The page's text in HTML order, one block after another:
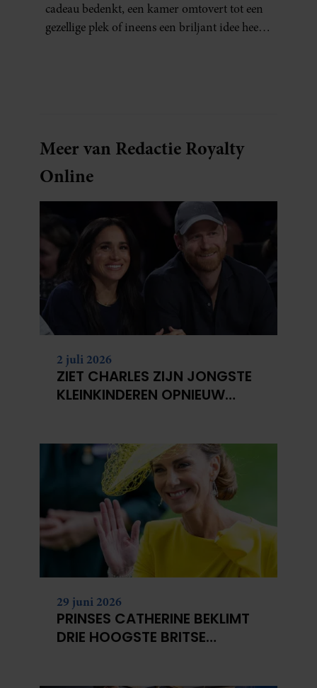
cadeau bedenkt, een kamer omtovert tot een
gezellige plek of ineens een briljant idee heeft
Meer van Redactie Royalty
Online
2 juli 2026
ZIET CHARLES ZIJN JONGSTE
KLEINKINDEREN OPNIEUW
29 juni 2026
PRINSES CATHERINE BEKLIMT
DRIE HOOGSTE BRITSE